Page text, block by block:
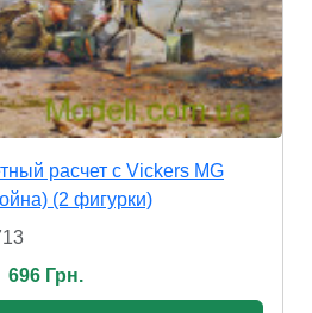
расчет с Vickers MG
(2 фигурки)
696 Грн.